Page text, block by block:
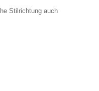
Stilrichtung auch